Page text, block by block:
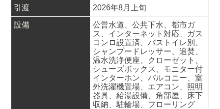
引渡 2026年8月上旬
設備
公営水道、公共下水、都市ガ
ス、インターネット対応、ガス
コンロ設置済、バストイレ別、
シャンプードレッサー、追焚、
温水洗浄便座、クローゼット、
シューズボックス、モニター付
インターホン、バルコニー、室
外洗濯機置場、エアコン、照明
器具、給湯設備、角部屋、床下
収納、駐輪場、フローリング